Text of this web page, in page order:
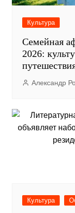
Культура
Семейная
2026:
Александр
Культура